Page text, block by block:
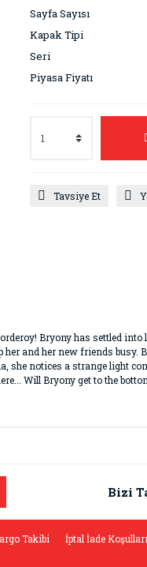
Sayfa Sayısı
Kapak Tipi
Seri
Piyasa Fiyatı
Tavsiye Et
Bryony has settled
and her new friends
she notices a strange light
Will Bryony get to the
Yaz
Bizi
Takibi İptal İade Koşulları